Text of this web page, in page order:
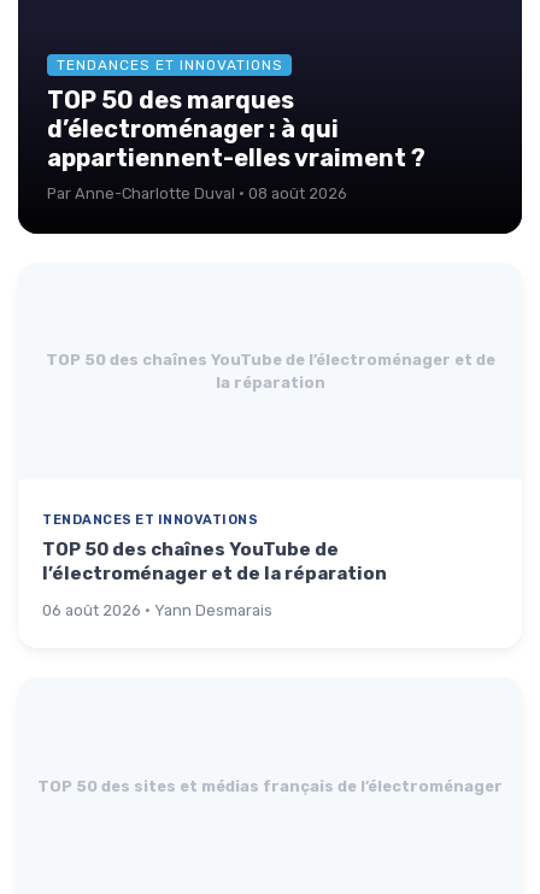
TENDANCES ET INNOVATIONS
TOP 50 des marques
d’électroménager : à qui
appartiennent-elles vraiment ?
Par Anne-Charlotte Duval · 08 août 2026
TOP 50 des chaînes YouTube de l’électroménager et de
la réparation
TENDANCES ET INNOVATIONS
TOP 50 des chaînes YouTube de
l’électroménager et de la réparation
06 août 2026 · Yann Desmarais
TOP 50 des sites et médias français de l’électroménager